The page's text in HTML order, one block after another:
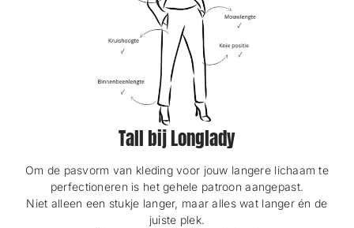
Tall bij Longlady
Om de pasvorm van kleding voor jouw langere lichaam te
perfectioneren is het gehele patroon aangepast.
Niet alleen een stukje langer, maar alles wat langer én de
juiste plek.